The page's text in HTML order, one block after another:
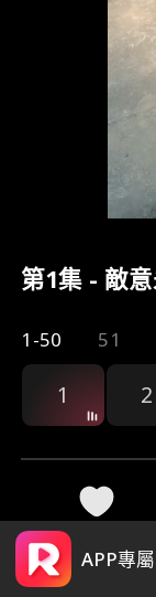
第1集 - 敵
1-50 51
1 2
APP專